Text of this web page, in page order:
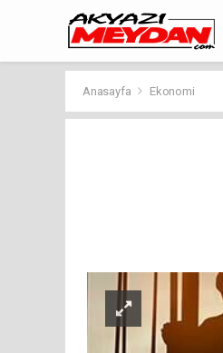
Anasayfa Ekonomi